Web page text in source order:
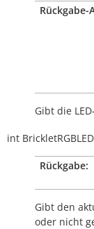
Rückgabe-
Gibt die
int
Rückgabe:
Gibt den
oder nicht